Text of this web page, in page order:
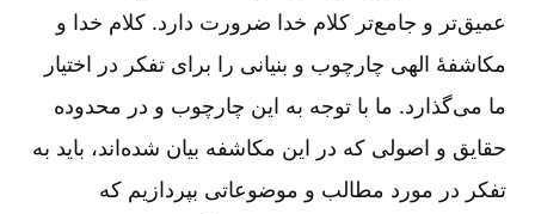
عمیق‌تر و جامع‌تر کلام خدا ضرورت دارد. کلام خدا و
مکاشفۀ الهی چارچوب و بنیانی را برای تفکر در اختیار
ما می‌گذارد. ما با توجه به این چارچوب و در محدوده
حقایق و اصولی که در این مکاشفه بیان شده‌اند، باید به
تفکر در مورد مطالب و موضوعاتی بپردازیم که